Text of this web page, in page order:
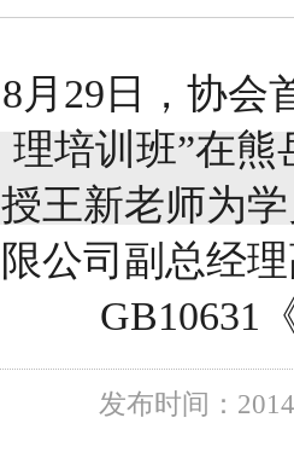
8月29日，协会
理培训班”在
授王新老师为
限公司副总经
GB10631
发布时间：